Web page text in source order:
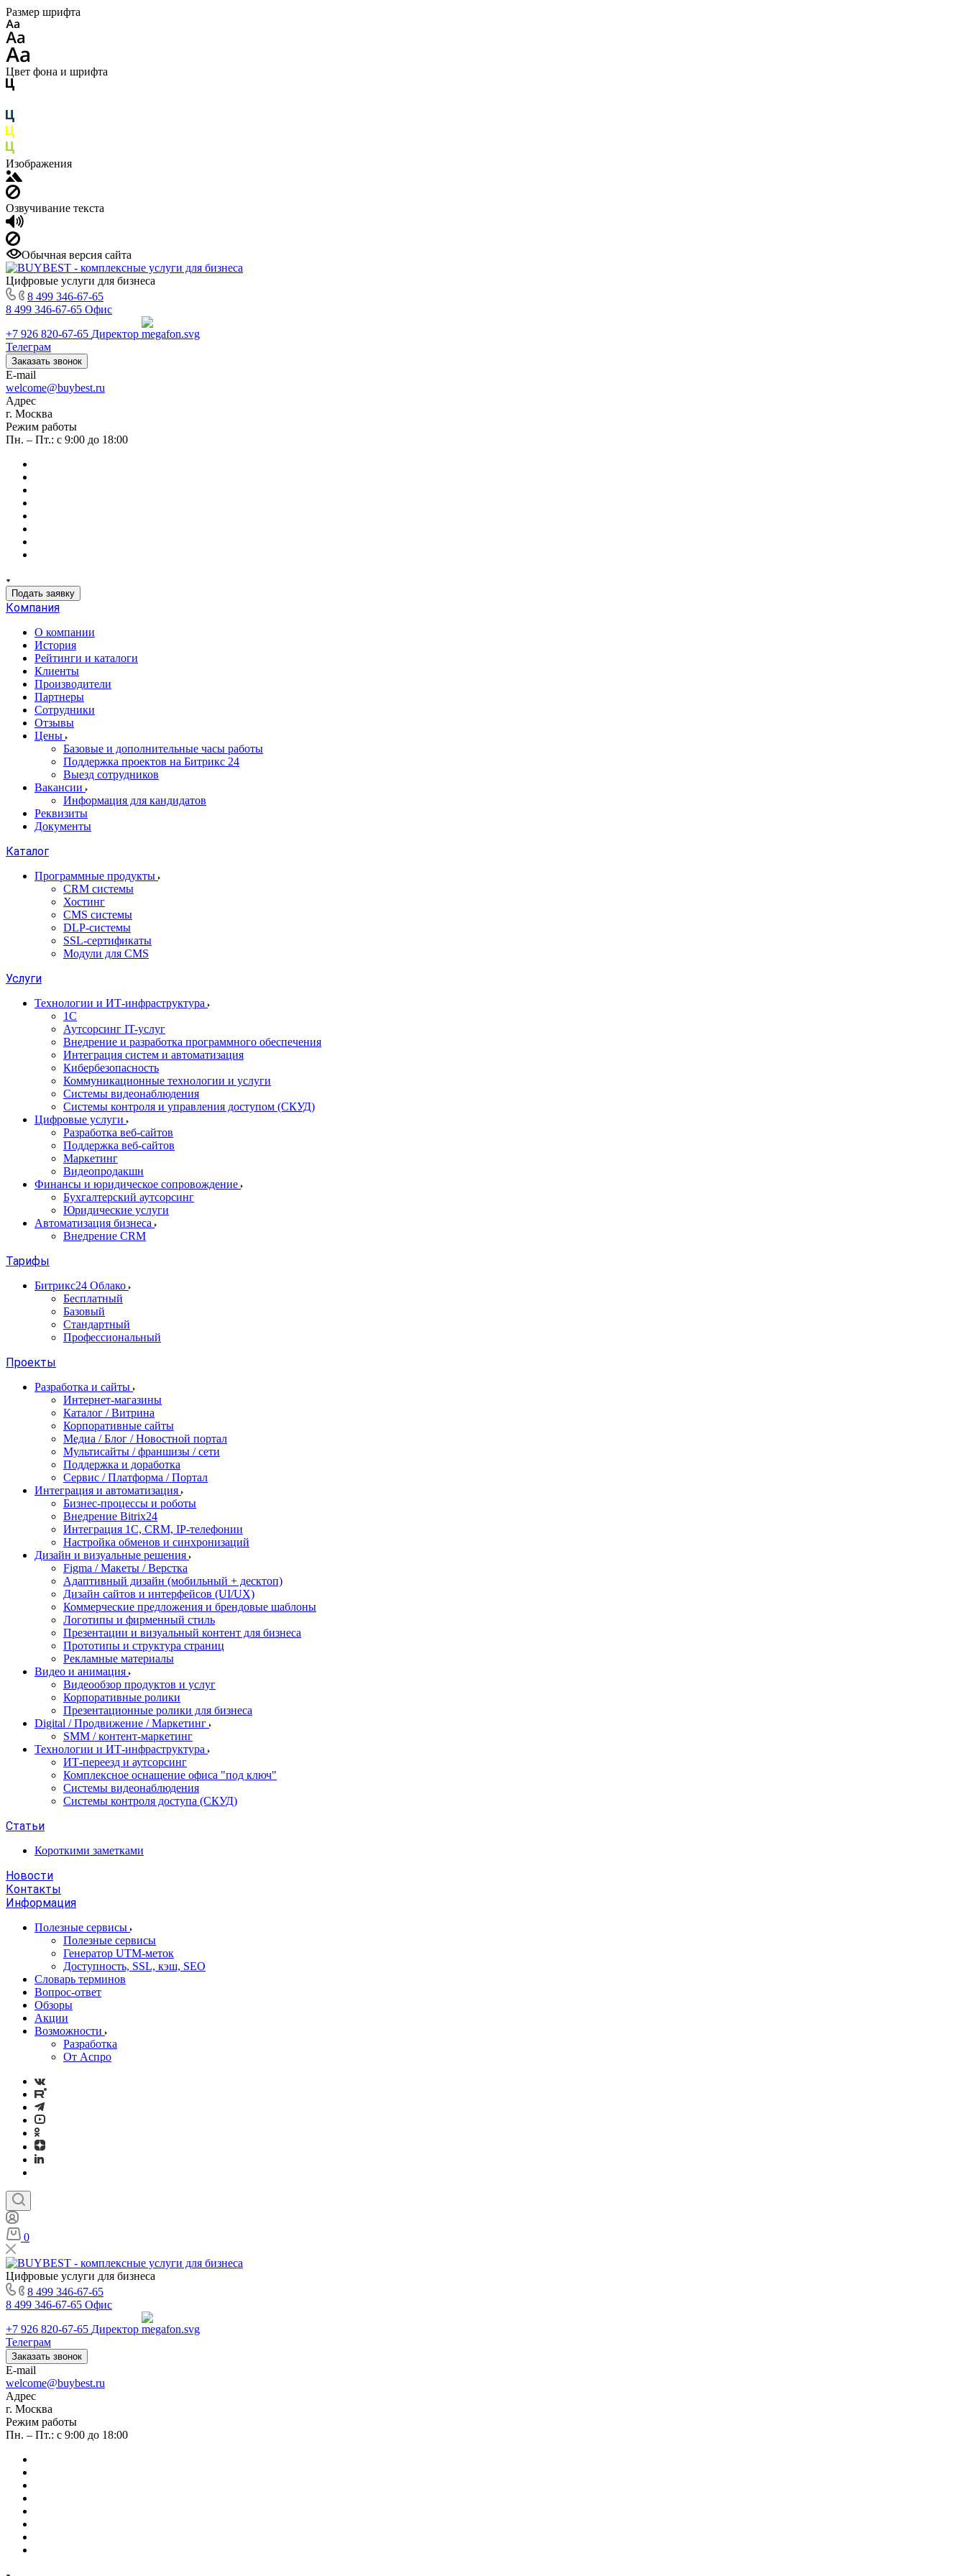
Размер шрифта
Цвет фона и шрифта
Изображения
Озвучивание текста
Обычная версия сайта
Цифровые услуги для бизнеса
8 499 346-67-65
8 499 346-67-65 Офис
+7 926 820-67-65 Директор
Телеграм
Заказать звонок
E-mail
welcome@buybest.ru
Адрес
г. Москва
Режим работы
Пн. – Пт.: с 9:00 до 18:00
Подать заявку
Компания
О компании
История
Рейтинги и каталоги
Клиенты
Производители
Партнеры
Сотрудники
Отзывы
Цены
Базовые и дополнительные часы работы
Поддержка проектов на Битрикс 24
Выезд сотрудников
Вакансии
Информация для кандидатов
Реквизиты
Документы
Каталог
Программные продукты
CRM системы
Хостинг
CMS системы
DLP‑системы
SSL-сертификаты
Модули для CMS
Услуги
Технологии и ИТ-инфраструктура
1С
Аутсорсинг IT-услуг
Внедрение и разработка программного обеспечения
Интеграция систем и автоматизация
Кибербезопасность
Коммуникационные технологии и услуги
Системы видеонаблюдения
Системы контроля и управления доступом (СКУД)
Цифровые услуги
Разработка веб-сайтов
Поддержка веб-сайтов
Маркетинг
Видеопродакшн
Финансы и юридическое сопровождение
Бухгалтерский аутсорсинг
Юридические услуги
Автоматизация бизнеса
Внедрение CRM
Тарифы
Битрикс24 Облако
Бесплатный
Базовый
Стандартный
Профессиональный
Проекты
Разработка и сайты
Интернет-магазины
Каталог / Витрина
Корпоративные сайты
Медиа / Блог / Новостной портал
Мультисайты / франшизы / сети
Поддержка и доработка
Сервис / Платформа / Портал
Интеграция и автоматизация
Бизнес-процессы и роботы
Внедрение Bitrix24
Интеграция 1С, CRM, IP-телефонии
Настройка обменов и синхронизаций
Дизайн и визуальные решения
Figma / Макеты / Верстка
Адаптивный дизайн (мобильный + десктоп)
Дизайн сайтов и интерфейсов (UI/UX)
Коммерческие предложения и брендовые шаблоны
Логотипы и фирменный стиль
Презентации и визуальный контент для бизнеса
Прототипы и структура страниц
Рекламные материалы
Видео и анимация
Видеообзор продуктов и услуг
Корпоративные ролики
Презентационные ролики для бизнеса
Digital / Продвижение / Маркетинг
SMM / контент-маркетинг
Технологии и ИТ-инфраструктура
ИТ-переезд и аутсорсинг
Комплексное оснащение офиса "под ключ"
Системы видеонаблюдения
Системы контроля доступа (СКУД)
Статьи
Короткими заметками
Новости
Контакты
Информация
Полезные сервисы
Полезные сервисы
Генератор UTM‑меток
Доступность, SSL, кэш, SEO
Словарь терминов
Вопрос-ответ
Обзоры
Акции
Возможности
Разработка
От Аспро
0
Цифровые услуги для бизнеса
8 499 346-67-65
8 499 346-67-65 Офис
+7 926 820-67-65 Директор
Телеграм
Заказать звонок
E-mail
welcome@buybest.ru
Адрес
г. Москва
Режим работы
Пн. – Пт.: с 9:00 до 18:00